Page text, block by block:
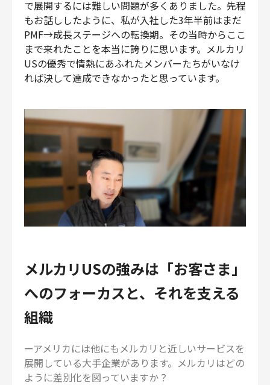
で展開するには難しい問題が多くありました。先程
もお話ししたように、私が入社した3年半前はまだ
PMF→成長ステージへの転換期。その当時からここ
まで来れたことを本当に誇りに思います。メルカリ
USの優秀で情熱にあふれたメンバーたちがいなけ
れば決して達成できなかったと思っています。
メルカリUSの強みは「お客さま」
へのフォーカスと、それを支える
組織
ーアメリカには他にもメルカリと近しいサービスを
展開している大手企業があります。メルカリはどの
ように差別化を図っていますか？